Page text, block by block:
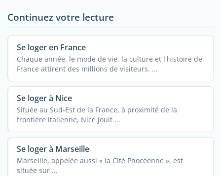
Continuez votre lecture
Se loger en France
Chaque année, le mode de vie, la culture et l'histoire de
France attirent des millions de visiteurs. ...
Se loger à Nice
Située au Sud-Est de la France, à proximité de la
frontière italienne, Nice jouit ...
Se loger à Marseille
Marseille, appelée aussi « la Cité Phocéenne », est
située sur ...